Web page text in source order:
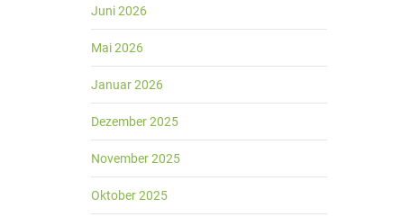
Juni 2026
Mai 2026
Januar 2026
Dezember 2025
November 2025
Oktober 2025